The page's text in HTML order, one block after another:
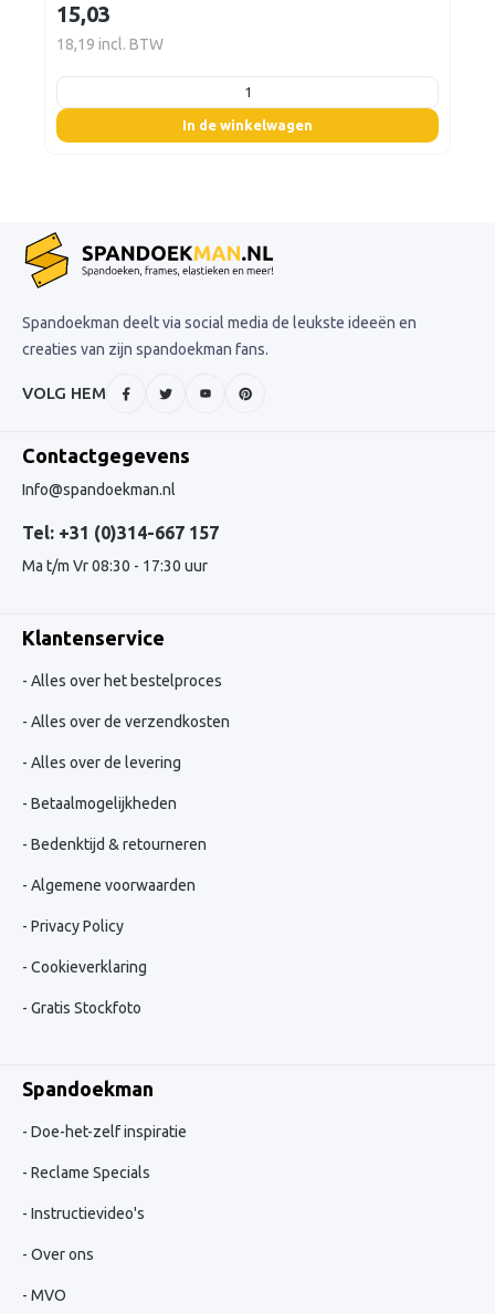
15,03
18,19 incl. BTW
In de winkelwagen
Spandoekman deelt via social media de leukste ideeën en
creaties van zijn spandoekman fans.
VOLG HEM
Contactgegevens
Info@spandoekman.nl
Tel: +31 (0)314-667 157
Ma t/m Vr 08:30 - 17:30 uur
Klantenservice
Alles over het bestelproces
Alles over de verzendkosten
Alles over de levering
Betaalmogelijkheden
Bedenktijd & retourneren
Algemene voorwaarden
Privacy Policy
Cookieverklaring
Gratis Stockfoto
Spandoekman
Doe-het-zelf inspiratie
Reclame Specials
Instructievideo's
Over ons
MVO